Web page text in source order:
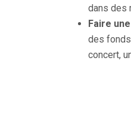
dans des
Faire
des
concert,